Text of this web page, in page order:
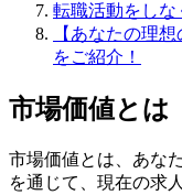
転職活動をしな
【あなたの理
をご紹介！
市場価値とは
市場価値とは、あな
を通じて、現在の求